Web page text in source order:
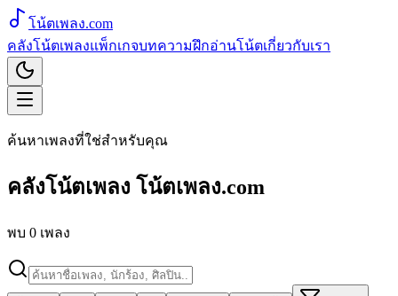
โน้ตเพลง.com
คลังโน้ตเพลงแพ็กเกจบทความฝึกอ่านโน้ตเกี่ยวกับเรา
ค้นหาเพลงที่ใช่สำหรับคุณ
คลังโน้ตเพลง โน้ตเพลง.com
พบ 0 เพลง